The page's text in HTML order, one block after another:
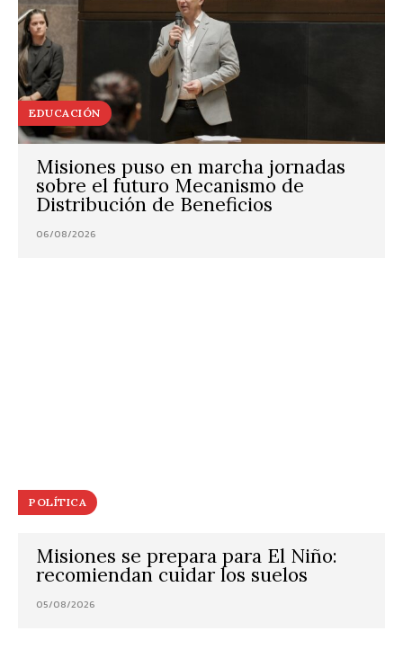
EDUCACIÓN
Misiones puso en marcha jornadas
sobre el futuro Mecanismo de
Distribución de Beneficios
06/08/2026
POLÍTICA
Misiones se prepara para El Niño:
recomiendan cuidar los suelos
05/08/2026